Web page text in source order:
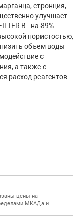
стронция,
улучшает
B - на 89%
пористостью,
объем воды
с
а также с
расход реагентов
цены на
МКАДа и